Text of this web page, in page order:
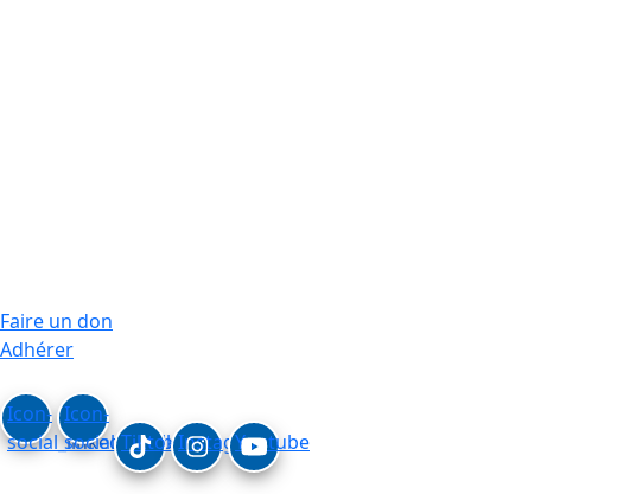
Faire un don
Adhérer
Icon-
social_linkedin
Icon-
social_facebook
TiktokInstagramYoutube